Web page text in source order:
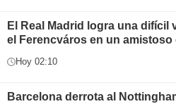
El Real Madrid logra una difícil
el Ferencváros en un amistoso
Hoy 02:10
Barcelona derrota al